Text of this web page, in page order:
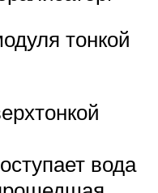
тонкой
вода